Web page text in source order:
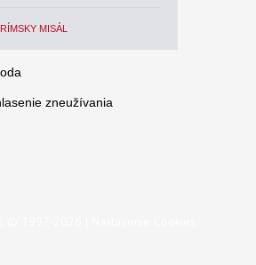
RÍMSKY MISÁL